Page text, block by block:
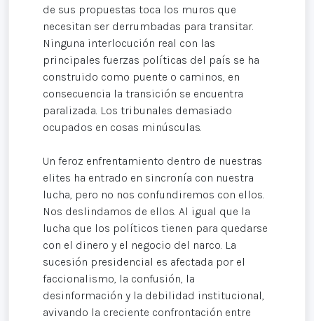
de sus propuestas toca los muros que
necesitan ser derrumbadas para transitar.
Ninguna interlocución real con las
principales fuerzas políticas del país se ha
construido como puente o caminos, en
consecuencia la transición se encuentra
paralizada. Los tribunales demasiado
ocupados en cosas minúsculas.
Un feroz enfrentamiento dentro de nuestras
elites ha entrado en sincronía con nuestra
lucha, pero no nos confundiremos con ellos.
Nos deslindamos de ellos. Al igual que la
lucha que los políticos tienen para quedarse
con el dinero y el negocio del narco. La
sucesión presidencial es afectada por el
faccionalismo, la confusión, la
desinformación y la debilidad institucional,
avivando la creciente confrontación entre